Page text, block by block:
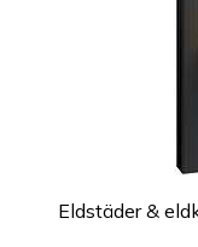
Eldstäder &